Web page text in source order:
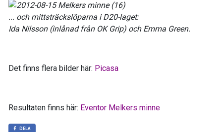
... och mittsträckslöparna i D20-laget:
Ida Nilsson (inlånad från OK Grip) och Emma Green.
Det finns flera bilder här: Picasa
Resultaten finns här: Eventor Melkers minne
DELA